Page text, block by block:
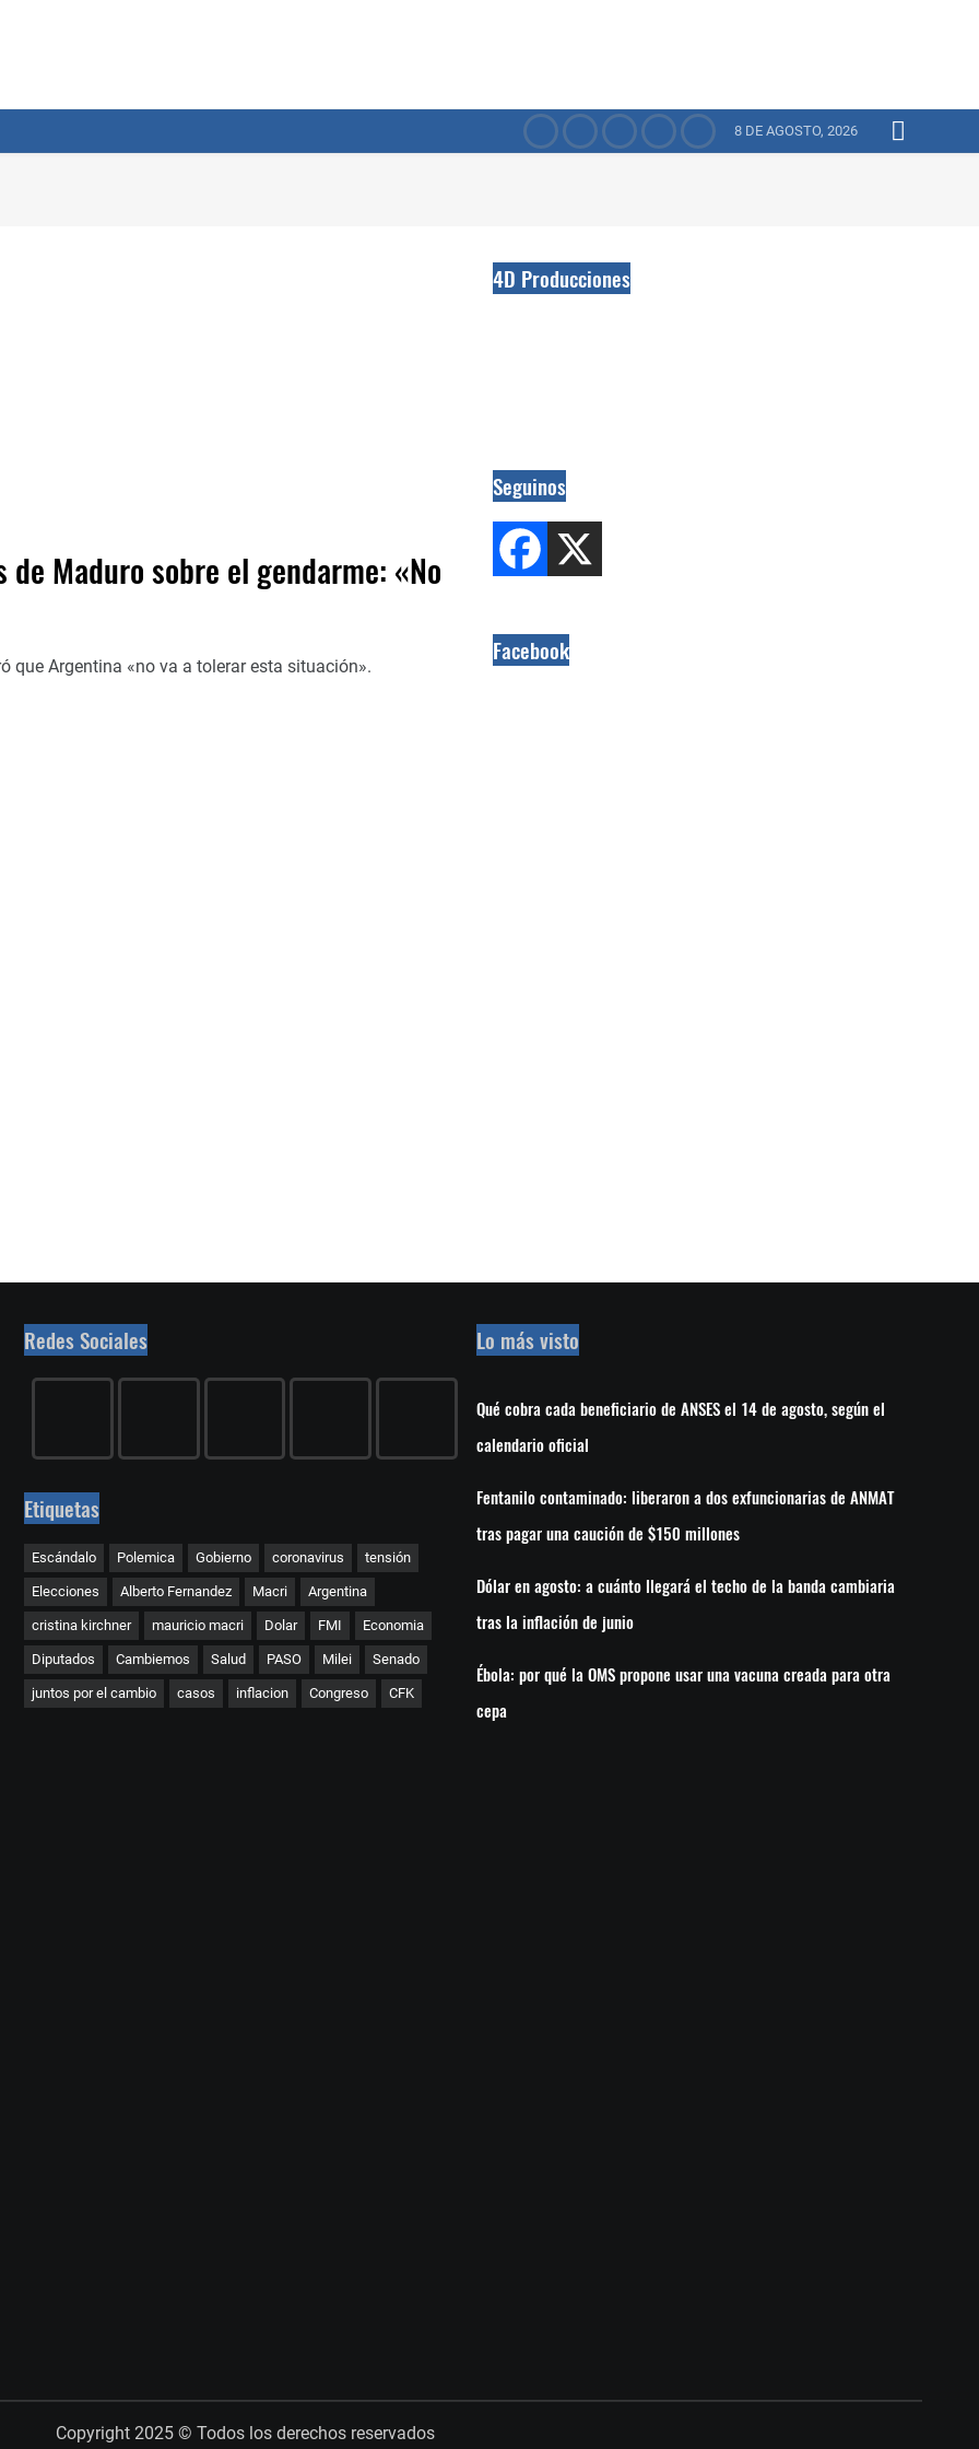
8 DE AGOSTO, 2026
Maduro sobre el gendarme: «No
que Argentina «no va a tolerar esta situación».
4D Producciones
Seguinos
Facebook
Redes Sociales
Etiquetas
Escándalo Polemica Gobierno coronavirus tensión
Elecciones Alberto Fernandez Macri Argentina
cristina kirchner mauricio macri Dolar FMI Economia
Diputados Cambiemos Salud PASO Milei Senado
juntos por el cambio casos inflacion Congreso CFK
Lo más visto
Qué cobra cada beneficiario de ANSES el 14 de agosto, según el
calendario oficial
Fentanilo contaminado: liberaron a dos exfuncionarias de ANMAT
tras pagar una caución de $150 millones
Dólar en agosto: a cuánto llegará el techo de la banda cambiaria
tras la inflación de junio
Ébola: por qué la OMS propone usar una vacuna creada para otra
cepa
Copyright 2025 © Todos los derechos reservados